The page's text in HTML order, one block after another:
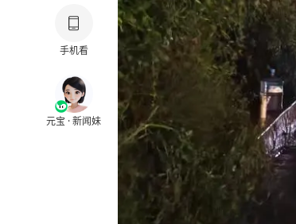
手机看
元宝 · 新闻妹